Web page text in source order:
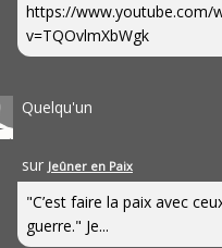
https://www.youtube.com/
v=TQOvlmXbWgk
Quelqu'un
sur Jeûner en Paix
"C’est faire la paix avec
guerre." Je...